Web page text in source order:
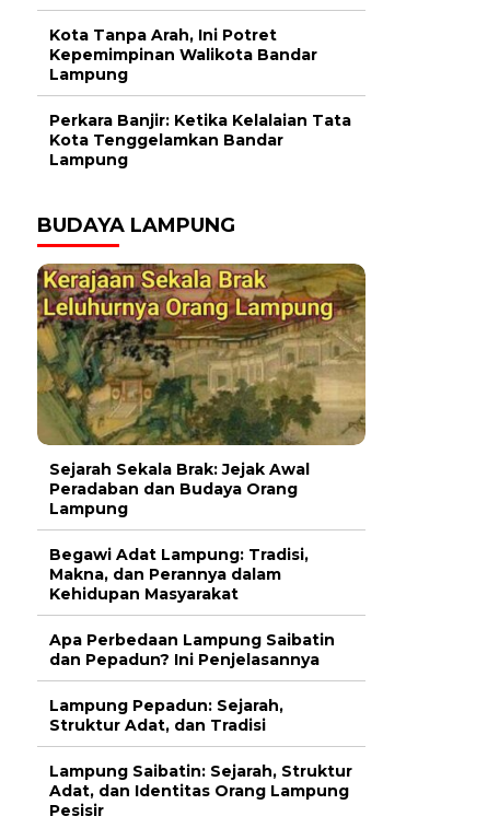
Kota Tanpa Arah, Ini Potret
Kepemimpinan Walikota Bandar
Lampung
Perkara Banjir: Ketika Kelalaian Tata
Kota Tenggelamkan Bandar
Lampung
BUDAYA LAMPUNG
Sejarah Sekala Brak: Jejak Awal
Peradaban dan Budaya Orang
Lampung
Begawi Adat Lampung: Tradisi,
Makna, dan Perannya dalam
Kehidupan Masyarakat
Apa Perbedaan Lampung Saibatin
dan Pepadun? Ini Penjelasannya
Lampung Pepadun: Sejarah,
Struktur Adat, dan Tradisi
Lampung Saibatin: Sejarah, Struktur
Adat, dan Identitas Orang Lampung
Pesisir